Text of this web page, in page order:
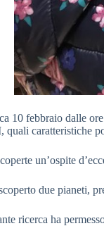
10 febbraio dalle
caratteristiche
un’ospite
due pianeti,
ricerca ha